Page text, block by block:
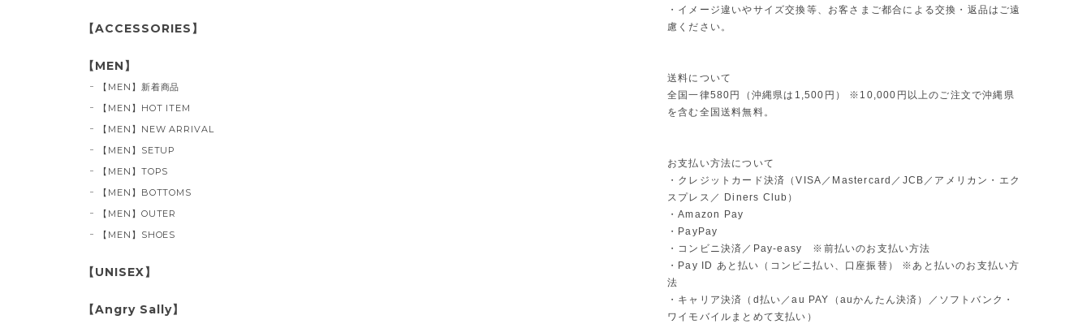
・イメージ違いやサイズ交換等、お客さまご都合による交換・返品はご遠
慮ください。
送料について
全国一律580円（沖縄県は1,500円） ※10,000円以上のご注文で沖縄県
を含む全国送料無料。
お支払い方法について
・クレジットカード決済（VISA／Mastercard／JCB／アメリカン・エク
スプレス／ Diners Club）
・Amazon Pay
・PayPay
・コンビニ決済／Pay-easy ※前払いのお支払い方法
・Pay ID あと払い（コンビニ払い、口座振替） ※あと払いのお支払い方
法
・キャリア決済（d払い／au PAY（auかんたん決済）／ソフトバンク・
ワイモバイルまとめて支払い）
【ACCESSORIES】
【MEN】
【MEN】新着商品
【MEN】HOT ITEM
【MEN】NEW ARRIVAL
【MEN】SETUP
【MEN】TOPS
【MEN】BOTTOMS
【MEN】OUTER
【MEN】SHOES
【UNISEX】
【Angry Sally】